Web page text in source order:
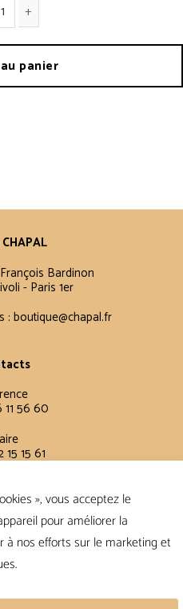
», vous acceptez le
pour améliorer la
à nos efforts sur le marketing et
panier
Bardinon
- Paris 1er
: boutique@chapal.fr
11 56 60
15 15 61
Générales
de vente